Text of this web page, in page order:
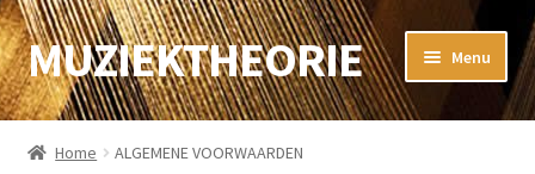
Ga
door
naar
Ga
naar
de
MUZIEKTHEORIE Menu
Home
Home ALGEMENE VOORWAARDEN